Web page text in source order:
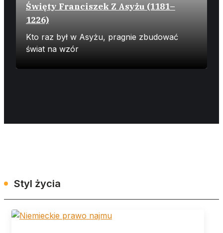
Święty Franciszek Z Asyżu (1181–
1226)
Kto raz był w Asyżu, pragnie zbudować
świat na wzór
Styl życia